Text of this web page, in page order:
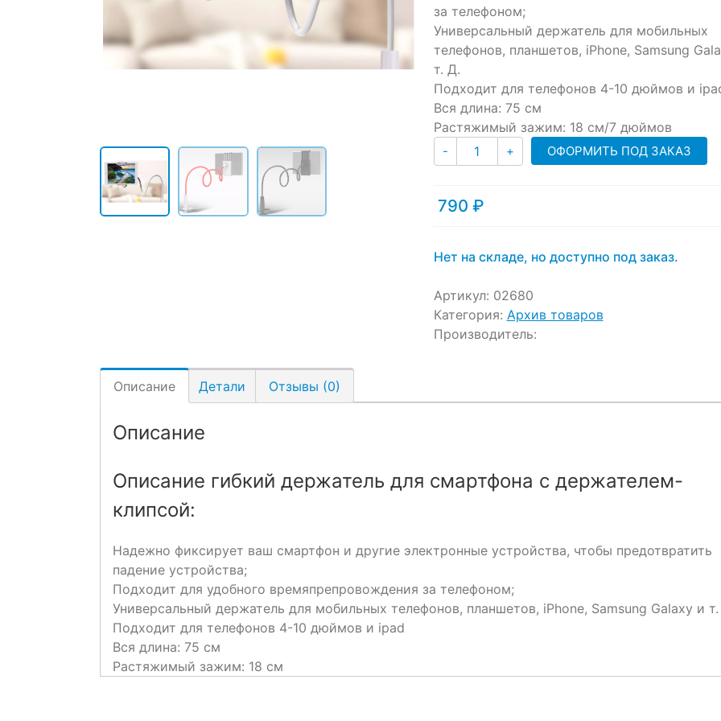
за телефоном;
Универсальный держатель для мобильных
телефонов, планшетов, iPhone, Samsung
т. Д.
Подходит для телефонов 4-10 дюймов и
Вся длина: 75 см
Растяжимый зажим: 18 см/7 дюймов
- Количество
+ ОФОРМИТЬ ПОД ЗАКАЗ
790 ₽
Нет на складе, но доступно под заказ.
Артикул: 02680
Категория: Архив товаров
Производитель:
Описание Детали Отзывы (0)
Описание
Описание гибкий держатель для смартфона с держателем-
клипсой:
Надежно фиксирует ваш смартфон и другие электронные устройства, чтобы предотвратить
падение устройства;
Подходит для удобного времяпрепровождения за телефоном;
Универсальный держатель для мобильных телефонов, планшетов, iPhone, Samsung Galaxy и
Подходит для телефонов 4-10 дюймов и ipad
Вся длина: 75 см
Растяжимый зажим: 18 см